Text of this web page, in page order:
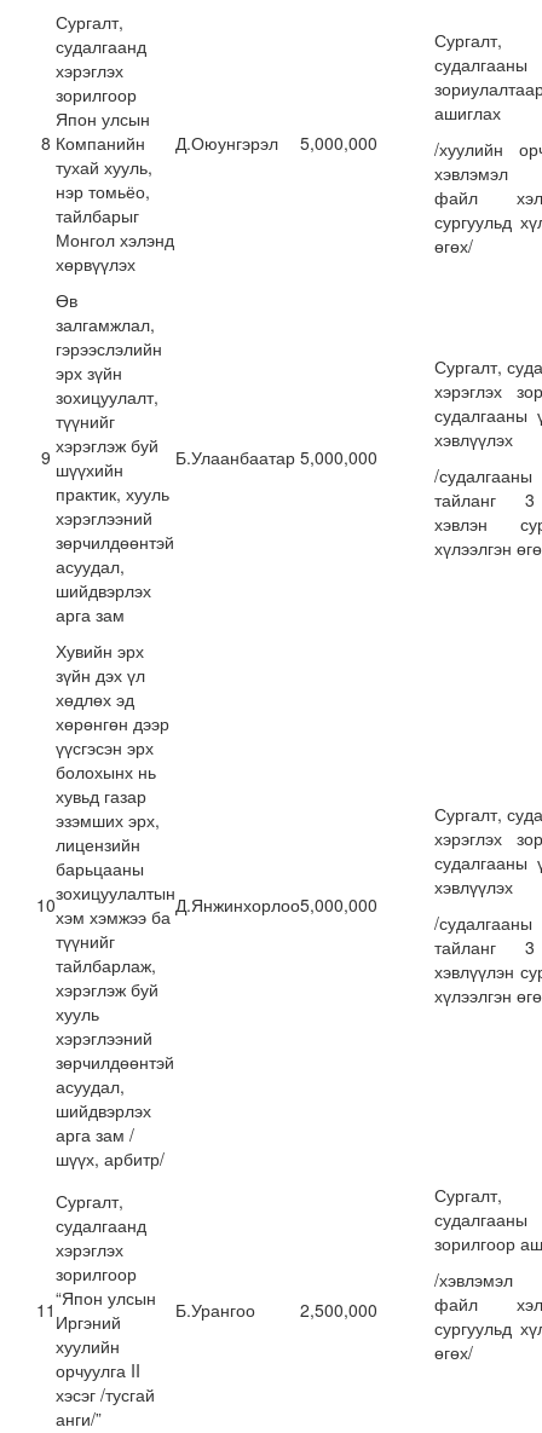
8
Сургалт,
судалгаанд
хэрэглэх
зорилгоор
Япон улсын
Компанийн
тухай хууль,
нэр томьёо,
тайлбарыг
Монгол хэлэнд
хөрвүүлэх
Д.Оюунгэрэл 5,000,000
Сургалт,
судалгааны
ашиглах
/хуулийн
хэвлэмэл
файл
сургуульд
өгөх/
9
Өв
залгамжлал,
гэрээслэлийн
эрх зүйн
зохицуулалт,
түүнийг
хэрэглэж буй
шүүхийн
практик, хууль
хэрэглээний
зөрчилдөөнтэй
асуудал,
шийдвэрлэх
арга зам
Б.Улаанбаатар 5,000,000
Сургалт,
хэрэглэх
судалгааны
хэвлүүлэх
/судалгааны
тайланг
хэвлэн
хүлээлгэн
10
Хувийн эрх
зүйн дэх үл
хөдлөх эд
хөрөнгөн дээр
үүсгэсэн эрх
болохынх нь
хувьд газар
эзэмших эрх,
лицензийн
барьцааны
зохицуулалтын
хэм хэмжээ ба
түүнийг
тайлбарлаж,
хэрэглэж буй
хууль
хэрэглээний
зөрчилдөөнтэй
асуудал,
шийдвэрлэх
арга зам /
шүүх, арбитр/
Д.Янжинхорлоо5,000,000
Сургалт,
хэрэглэх
судалгааны
хэвлүүлэх
/судалгааны
тайланг
хэвлүүлэн
хүлээлгэн
11
Сургалт,
судалгаанд
хэрэглэх
зорилгоор
“Япон улсын
Иргэний
хуулийн
орчуулга II
хэсэг /тусгай
анги/”
Б.Урангоо 2,500,000
Сургалт,
судалгааны
зорилгоор
/хэвлэмэл
файл
сургуульд
өгөх/